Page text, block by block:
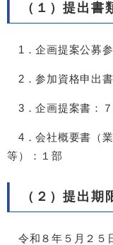
（１）提出書
1．企画提案公募
2．参加資格申出
3．企画提案書：
4．会社概要書（
等）：１部
（２）提出期
令和８年５月２５